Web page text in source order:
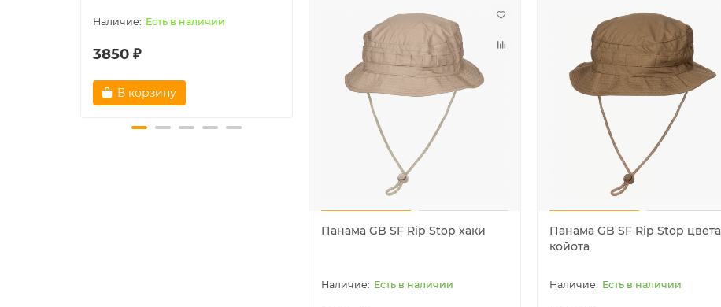
Есть в наличии
3850 ₽
В корзину
Очень мало
1780 ₽
В корзину
Очень мало
1200 ₽
В корзину
Панама GB SF Rip Stop хаки
Есть в наличии
Панама GB SF Rip Stop цвета
койота
Есть в наличии